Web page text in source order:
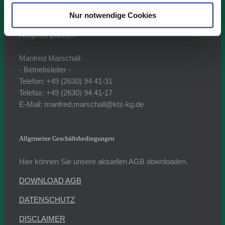
Nur notwendige Cookies
Freitag von 07:00 -11:00 Uhr
Ansprechpartner:
Manfred Marschall
- Betriebsleiter -
Telefon: +49 (2630) 94 41-31
Telefax: +49 (2630) 94 41-17
E-Mail: manfred.marschall@kts-kg.de
Allgemeine Geschäftsbedingungen
Hier können Sie unsere aktuellen AGB downloaden.
DOWNLOAD AGB
DATENSCHUTZ
DISCLAIMER